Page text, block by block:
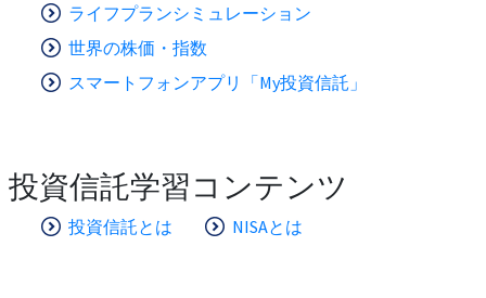
ライフプランシミュレーション
世界の株価・指数
スマートフォンアプリ「My投資信託」
投資信託学習コンテンツ
投資信託とは NISAとは